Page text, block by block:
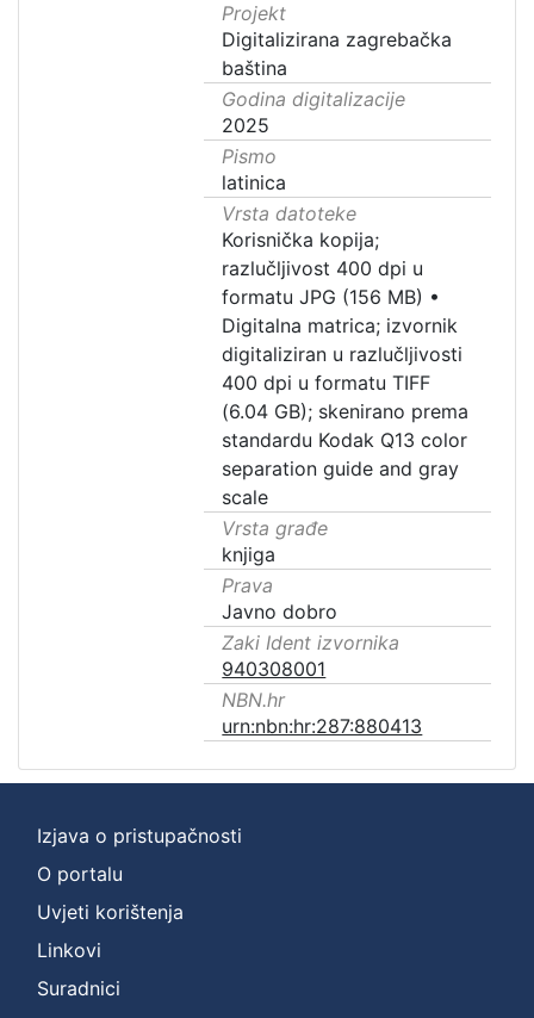
Projekt
Digitalizirana zagrebačka
baština
Godina digitalizacije
2025
Pismo
latinica
Vrsta datoteke
Korisnička kopija;
razlučljivost 400 dpi u
formatu JPG (156 MB) •
Digitalna matrica; izvornik
digitaliziran u razlučljivosti
400 dpi u formatu TIFF
(6.04 GB); skenirano prema
standardu Kodak Q13 color
separation guide and gray
scale
Vrsta građe
knjiga
Prava
Javno dobro
Zaki Ident izvornika
940308001
NBN.hr
urn:nbn:hr:287:880413
Izjava o pristupačnosti
O portalu
Uvjeti korištenja
Linkovi
Suradnici